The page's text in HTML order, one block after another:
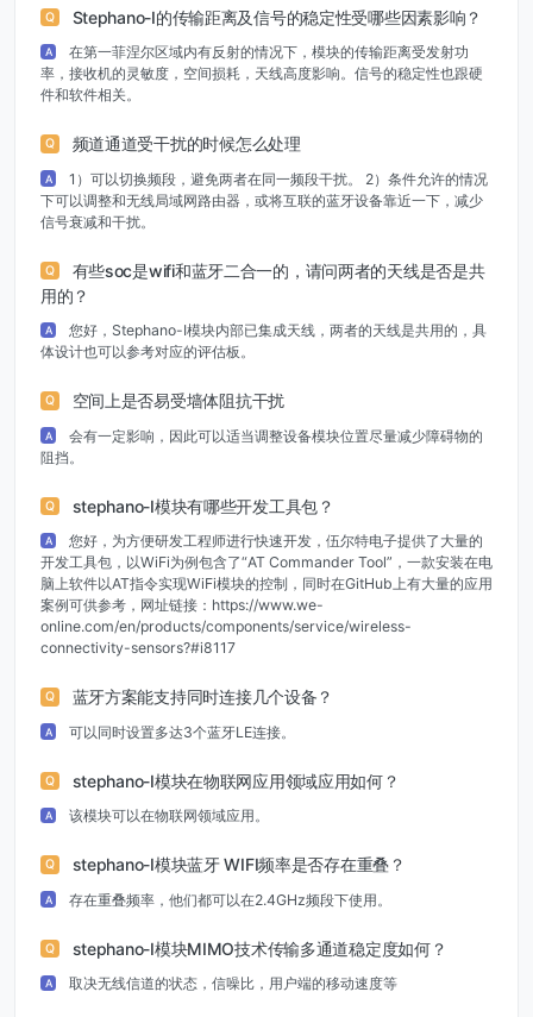
Q Stephano-I的传输距离及信号的稳定性受哪些因素影响？
A
在第一菲涅尔区域内有反射的情况下，模块的传输距离受发射功
率，接收机的灵敏度，空间损耗，天线高度影响。信号的稳定性也跟硬
件和软件相关。
Q 频道通道受干扰的时候怎么处理
A
1）可以切换频段，避免两者在同一频段干扰。 2）条件允许的情况
下可以调整和无线局域网路由器，或将互联的蓝牙设备靠近一下，减少
信号衰减和干扰。
Q
有些soc是wifi和蓝牙二合一的，请问两者的天线是否是共
用的？
A
您好，Stephano-I模块内部已集成天线，两者的天线是共用的，具
体设计也可以参考对应的评估板。
Q 空间上是否易受墙体阻抗干扰
A
会有一定影响，因此可以适当调整设备模块位置尽量减少障碍物的
阻挡。
Q stephano-I模块有哪些开发工具包？
A
您好，为方便研发工程师进行快速开发，伍尔特电子提供了大量的
开发工具包，以WiFi为例包含了“AT Commander Tool”，一款安装在电
脑上软件以AT指令实现WiFi模块的控制，同时在GitHub上有大量的应用
案例可供参考，网址链接：https://www.we-
online.com/en/products/components/service/wireless-
connectivity-sensors?#i8117
Q 蓝牙方案能支持同时连接几个设备？
A 可以同时设置多达3个蓝牙LE连接。
Q stephano-I模块在物联网应用领域应用如何？
A 该模块可以在物联网领域应用。
Q stephano-I模块蓝牙 WIFI频率是否存在重叠？
A 存在重叠频率，他们都可以在2.4GHz频段下使用。
Q stephano-I模块MIMO技术传输多通道稳定度如何？
A 取决无线信道的状态，信噪比，用户端的移动速度等